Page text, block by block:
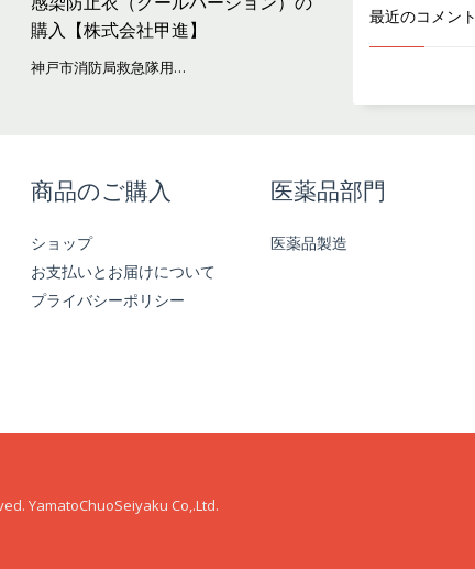
購入【株式会社甲進】
神戸市消防局救急隊用…
最近のコメント
商品のご購入
ショップ
お支払いとお届けについて
プライバシーポリシー
医薬品部門
医薬品製造
YamatoChuoSeiyaku Co,.Ltd.